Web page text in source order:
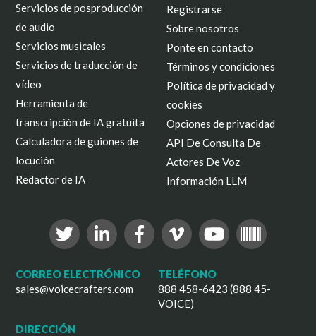
Servicios de posproducción
de audio
Servicios musicales
Servicios de traducción de
vídeo
Herramienta de
transcripción de IA gratuita
Calculadora de guiones de
locución
Redactor de IA
Registrarse
Sobre nosotros
Ponte en contacto
Términos y condiciones
Política de privacidad y
cookies
Opciones de privacidad
API De Consulta De
Actores De Voz
Información LLM
CORREO ELECTRÓNICO
sales@voicecrafters.com
TELÉFONO
888 458-6423 (888 45-
VOICE)
DIRECCIÓN